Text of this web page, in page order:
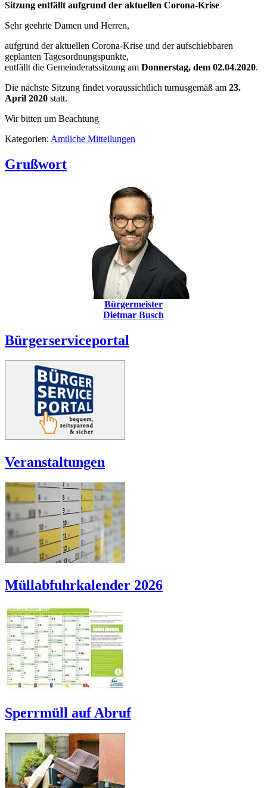
Sitzung entfällt aufgrund der aktuellen Corona-Krise
Sehr geehrte Damen und Herren,
aufgrund der aktuellen Corona-Krise und der aufschiebbaren
geplanten Tagesordnungspunkte,
entfällt die Gemeinderatssitzung am Donnerstag, dem 02.04.2020.
Die nächste Sitzung findet voraussichtlich turnusgemäß am 23.
April 2020 statt.
Wir bitten um Beachtung
Kategorien: Amtliche Mitteilungen
Grußwort
Bürgermeister
Dietmar Busch
Bürgerserviceportal
Veranstaltungen
Müllabfuhrkalender 2026
Sperrmüll auf Abruf